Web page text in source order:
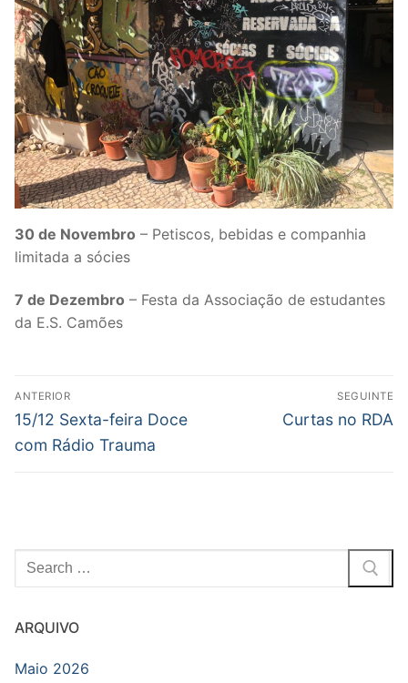
30 de Novembro – Petiscos, bebidas e companhia
limitada a sócies
7 de Dezembro – Festa da Associação de estudantes
da E.S. Camões
Post
navigation
ANTERIOR
Previous
post:
15/12 Sexta-feira Doce
com Rádio Trauma
SEGUINTE
Next
Curtas no RDA
Pesquisar
por:
ARQUIVO
Maio 2026